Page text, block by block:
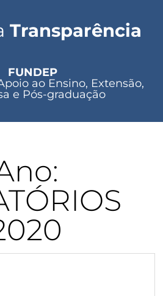
Transparência
FUNDEP
ao Ensino, Extensão,
e Pós-graduação